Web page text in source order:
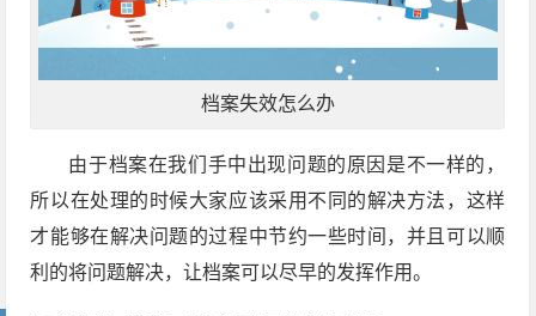
档案失效怎么办
由于档案在我们手中出现问题的原因是不一样的，
所以在处理的时候大家应该采用不同的解决方法，这样
才能够在解决问题的过程中节约一些时间，并且可以顺
利的将问题解决，让档案可以尽早的发挥作用。